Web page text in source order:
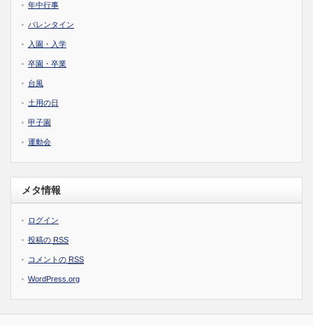
年中行事
バレンタイン
入園・入学
卒園・卒業
台風
土用の日
甲子園
運動会
メタ情報
ログイン
投稿の RSS
コメントの RSS
WordPress.org